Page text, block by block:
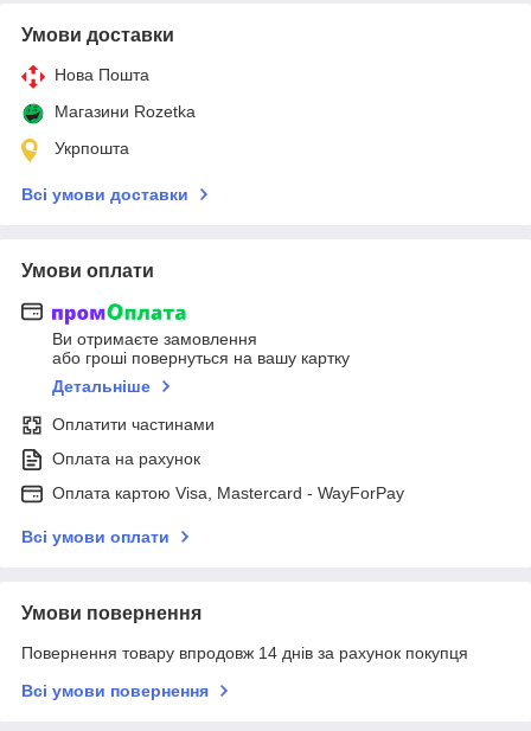
Умови доставки
Нова Пошта
Магазини Rozetka
Укрпошта
Всі умови доставки
Умови оплати
Ви отримаєте замовлення
або гроші повернуться на вашу картку
Детальніше
Оплатити частинами
Оплата на рахунок
Оплата картою Visa, Mastercard - WayForPay
Всі умови оплати
Умови повернення
Повернення товару впродовж 14 днів за рахунок покупця
Всі умови повернення